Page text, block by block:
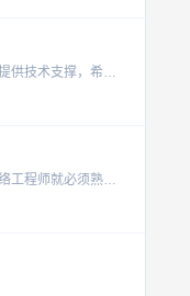
系统介绍华为交换机配置命令，为初学者提供技术支撑，希望大家能喜欢。...
配置路由器的基本命令，想成为优秀的网络工程师就必须熟练掌握路由器的配置。...